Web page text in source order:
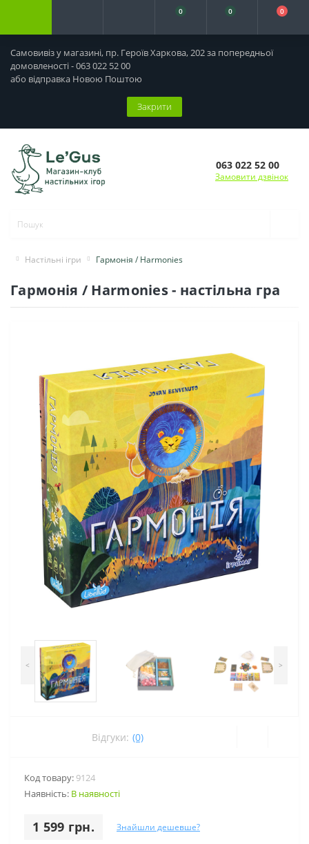
Самовивіз у магазині, пр. Героїв Харкова, 202 за попередньої
домовленості - 063 022 52 00
або відправка Новою Поштою
Закрити
0 0 0
063 022 52 00
Замовити дзвінок
Настільні ігри Гармонія / Harmonies
Гармонія / Harmonies - настільна гра
< >
Відгуки: (0)
Код товару: 9124
Наявність: В наявності
1 599 грн. Знайшли дешевше?